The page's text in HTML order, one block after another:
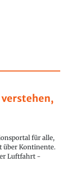
verstehen,
für alle,
über Kontinente.
Luftfahrt -